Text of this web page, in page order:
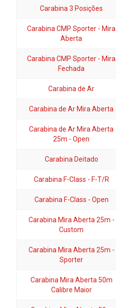
Carabina 3 Posições
Carabina CMP Sporter - Mira
Aberta
Carabina CMP Sporter - Mira
Fechada
Carabina de Ar
Carabina de Ar Mira Aberta
Carabina de Ar Mira Aberta
25m - Open
Carabina Deitado
Carabina F-Class - F-T/R
Carabina F-Class - Open
Carabina Mira Aberta 25m -
Custom
Carabina Mira Aberta 25m -
Sporter
Carabina Mira Aberta 50m
Calibre Maior